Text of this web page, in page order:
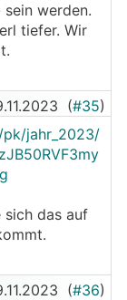
werden.
tiefer. Wir
(#35)
jahr_2023/
das auf
(#36)